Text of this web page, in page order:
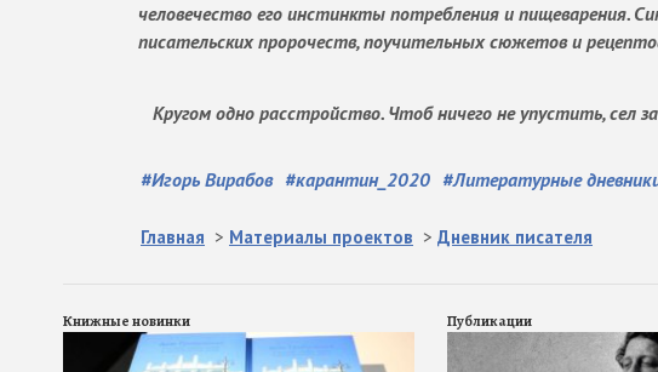
человечество его инстинкты потребления и пищеварения.
писательских пророчеств, поучительных сюжетов и
Кругом одно расстройство. Чтоб ничего не упустить, сел
#Игорь Вирабов #карантин_2020 #Литературные
Главная > Материалы проектов > Дневник писателя
Книжные новинки Публикации